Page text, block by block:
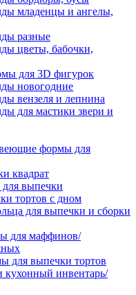
младенцы и ангелы,
разные
цветы, бабочки,
для 3D фигурок
новогодние
вензеля и лепнина
для мастики звери и
формы для
квадрат
выпечки
тортов с дном
для выпечки и сборки
для маффинов/
для выпечки тортов
кухонный инвентарь/